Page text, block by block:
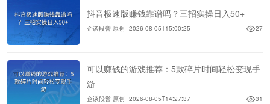
抖音极速版赚钱靠谱吗？三招实操日入50+
企谈段誉 原创 2026-08-05T15:00:25 27
可以赚钱的游戏推荐：5款碎片时间轻松变现手
游
企谈段誉 原创 2026-08-05T14:27:37 31